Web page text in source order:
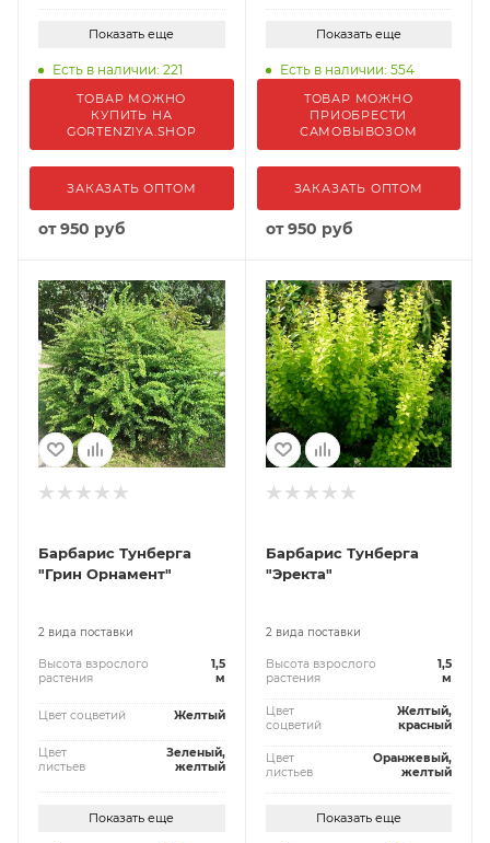
Показать еще
Есть в наличии: 221
ТОВАР МОЖНО
КУПИТЬ НА
GORTENZIYA.SHOP
ЗАКАЗАТЬ ОПТОМ
от950 руб
Показать еще
Есть в наличии: 554
ТОВАР МОЖНО
ПРИОБРЕСТИ
САМОВЫВОЗОМ
ЗАКАЗАТЬ ОПТОМ
от950 руб
Барбарис Тунберга
"Грин Орнамент"
2 вида поставки
Высота взрослого
растения
1,5
м
Цвет соцветий Желтый
Цвет
листьев
Зеленый,
желтый
Показать еще
Барбарис Тунберга
"Эректа"
2 вида поставки
Высота взрослого
растения
1,5
м
Цвет
соцветий
Желтый,
красный
Цвет
листьев
Оранжевый,
желтый
Показать еще